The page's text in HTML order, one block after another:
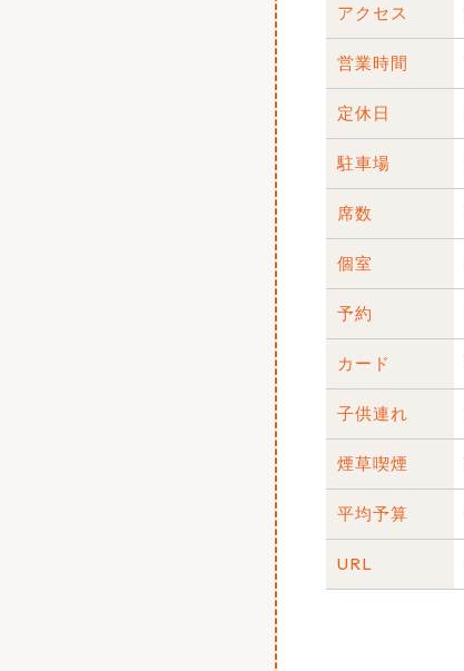
アクセス
営業時間
定休日
駐車場
席数
個室
予約
カード
子供連れ
煙草喫煙
平均予算
URL